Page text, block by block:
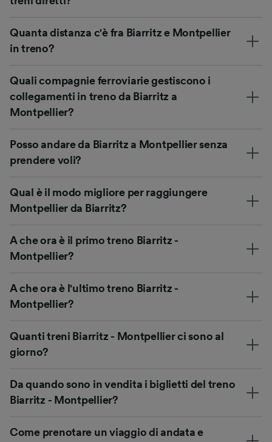
Quanta distanza c'è fra Biarritz e Montpellier
in treno?
Quali compagnie ferroviarie gestiscono i
collegamenti in treno da Biarritz a
Montpellier?
Posso andare da Biarritz a Montpellier senza
prendere voli?
Qual è il modo migliore per raggiungere
Montpellier da Biarritz?
A che ora è il primo treno Biarritz -
Montpellier?
A che ora è l'ultimo treno Biarritz -
Montpellier?
Quanti treni Biarritz - Montpellier ci sono al
giorno?
Da quando sono in vendita i biglietti del treno
Biarritz - Montpellier?
Come prenotare un viaggio di andata e